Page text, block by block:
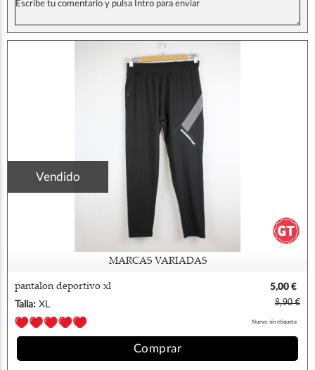
Vendido
MARCAS VARIADAS
pantalon deportivo xl
5,00 €
Talla: XL 8,90 €
Nuevo sin etiqueta
Comprar